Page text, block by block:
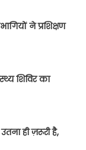
ने प्रशिक्षण
शिविर का
ही ज़रूरी है,